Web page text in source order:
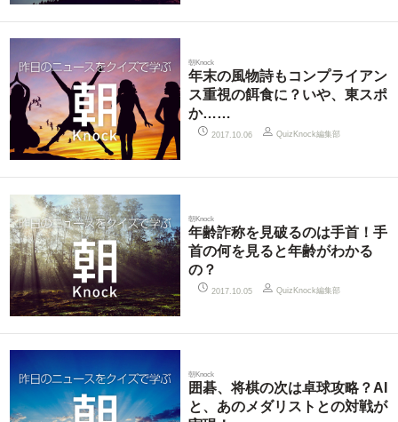
朝Knock
年末の風物詩もコンプライアン
ス重視の餌食に？いや、東スポ
か……
2017.10.06 QuizKnock編集部
朝Knock
年齢詐称を見破るのは手首！手
首の何を見ると年齢がわかる
の？
2017.10.05 QuizKnock編集部
朝Knock
囲碁、将棋の次は卓球攻略？AI
と、あのメダリストとの対戦が